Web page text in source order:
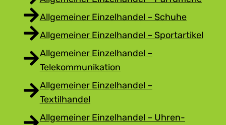
Allgemeiner Einzelhandel – Schuhe
Allgemeiner Einzelhandel – Sportartikel
Allgemeiner Einzelhandel –
Telekommunikation
Allgemeiner Einzelhandel –
Textilhandel
Allgemeiner Einzelhandel – Uhren-